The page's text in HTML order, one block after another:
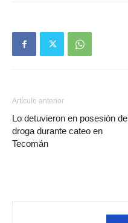
Artículo anterior
Lo detuvieron en posesión de
droga durante cateo en
Tecomán